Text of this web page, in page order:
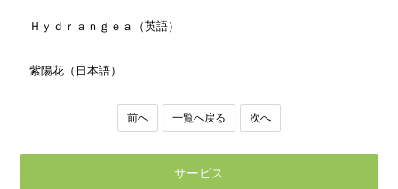
サービス
Ｈｙｄｒａｎｇｅａ（英語）
紫陽花（日本語）
前へ 一覧へ戻る 次へ